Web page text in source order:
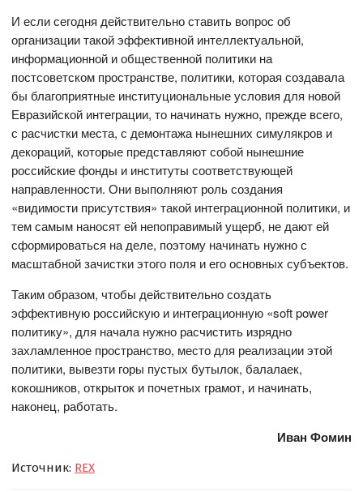
И если сегодня действительно ставить вопрос об
организации такой эффективной интеллектуальной,
информационной и общественной политики на
постсоветском пространстве, политики, которая создавала
бы благоприятные институциональные условия для новой
Евразийской интеграции, то начинать нужно, прежде всего,
с расчистки места, с демонтажа нынешних симулякров и
декораций, которые представляют собой нынешние
российские фонды и институты соответствующей
направленности. Они выполняют роль создания
«видимости присутствия» такой интеграционной политики, и
тем самым наносят ей непоправимый ущерб, не дают ей
сформироваться на деле, поэтому начинать нужно с
масштабной зачистки этого поля и его основных субъектов.
Таким образом, чтобы действительно создать
эффективную российскую и интеграционную «soft power
политику», для начала нужно расчистить изрядно
захламленное пространство, место для реализации этой
политики, вывезти горы пустых бутылок, балалаек,
кокошников, открыток и почетных грамот, и начинать,
наконец, работать.
Иван Фомин
Источник: REX